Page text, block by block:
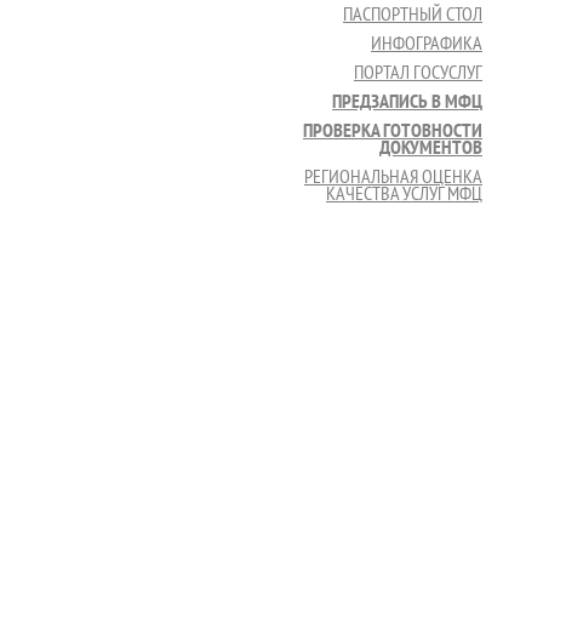
ПАСПОРТНЫЙ СТОЛ
ИНФОГРАФИКА
ПОРТАЛ ГОСУСЛУГ
ПРЕДЗАПИСЬ В МФЦ
ПРОВЕРКА ГОТОВНОСТИ
ДОКУМЕНТОВ
РЕГИОНАЛЬНАЯ ОЦЕНКА
КАЧЕСТВА УСЛУГ МФЦ